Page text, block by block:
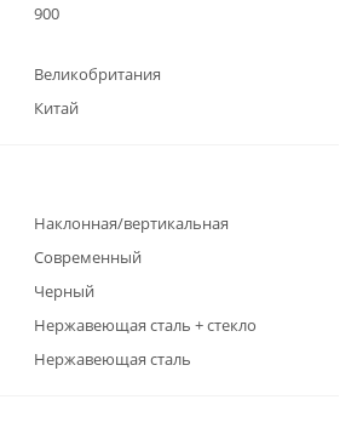
900
Великобритания
Китай
Наклонная/вертикальная
Современный
Черный
Нержавеющая сталь + стекло
Нержавеющая сталь